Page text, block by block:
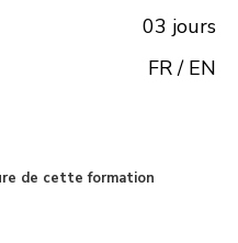
03 jours
FR / EN
de cette formation